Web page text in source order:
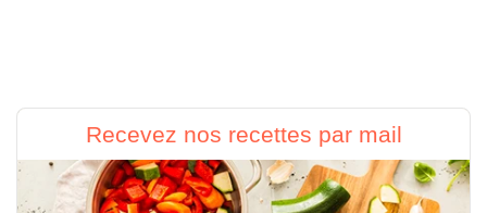
Recevez nos recettes par mail